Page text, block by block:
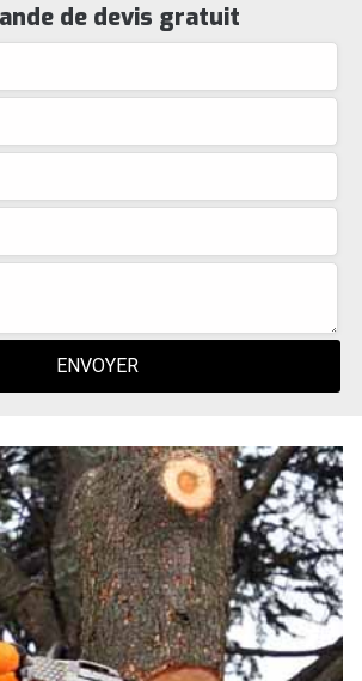
de devis gratuit